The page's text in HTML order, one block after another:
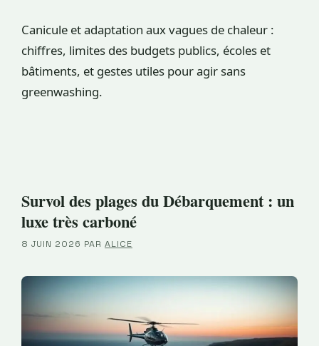
Canicule et adaptation aux vagues de chaleur :
chiffres, limites des budgets publics, écoles et
bâtiments, et gestes utiles pour agir sans
greenwashing.
Survol des plages du Débarquement : un
luxe très carboné
8 JUIN 2026 PAR ALICE